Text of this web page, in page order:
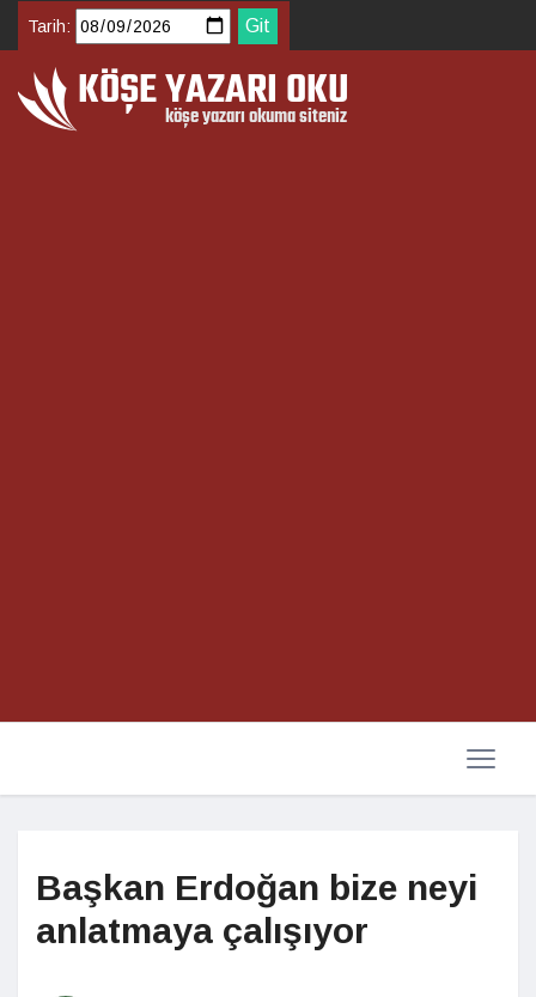
Tarih:
Başkan Erdoğan bize neyi
anlatmaya çalışıyor